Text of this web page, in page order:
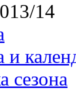
14
и
сезона